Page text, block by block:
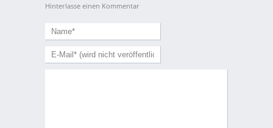
Hinterlasse einen Kommentar